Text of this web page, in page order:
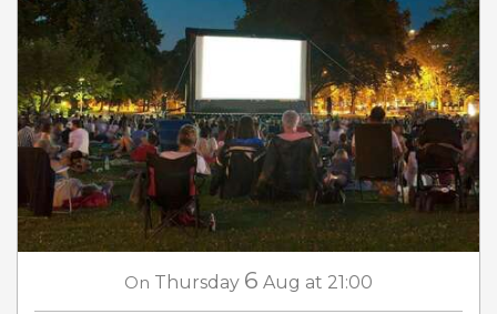
On Thursday 6 Aug at 21:00